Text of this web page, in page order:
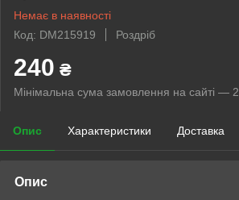
Немає в наявності
Код: DM215919
Роздріб
240 ₴
Мінімальна сума замовлення на сайті —
Опис Характеристики Доставка
Опис